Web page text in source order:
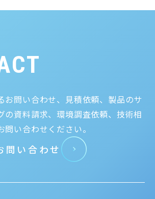
お問い合わせ、見積依頼、製品のサ
の資料請求、環境調査依頼、技術相
い合わせください。
問い合わせ